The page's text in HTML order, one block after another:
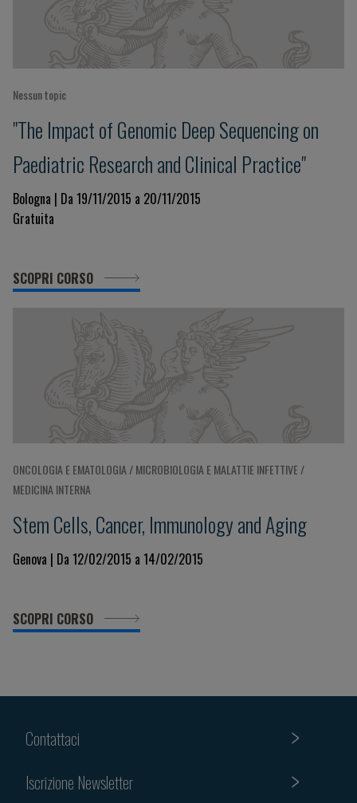
Nessun topic
"The Impact of Genomic Deep Sequencing on
Paediatric Research and Clinical Practice"
Bologna | Da 19/11/2015 a 20/11/2015
Gratuita
SCOPRI CORSO
ONCOLOGIA E EMATOLOGIA / MICROBIOLOGIA E MALATTIE INFETTIVE /
MEDICINA INTERNA
Stem Cells, Cancer, Immunology and Aging
Genova | Da 12/02/2015 a 14/02/2015
SCOPRI CORSO
Contattaci
Iscrizione Newsletter